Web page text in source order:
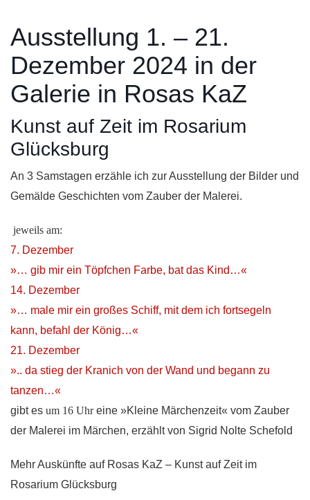
Ausstellung 1. – 21.
Dezember 2024 in der
Galerie in Rosas KaZ
Kunst auf Zeit im Rosarium
Glücksburg
An 3 Samstagen erzähle ich zur Ausstellung der Bilder und
Gemälde Geschichten vom Zauber der Malerei.
jeweils am:
7. Dezember
»… gib mir ein Töpfchen Farbe, bat das Kind…«
14. Dezember
»… male mir ein großes Schiff, mit dem ich fortsegeln
kann, befahl der König…«
21. Dezember
».. da stieg der Kranich von der Wand und begann zu
tanzen…«
gibt es um 16 Uhreine »Kleine Märchenzeit« vom Zauber
der Malerei im Märchen, erzählt von Sigrid Nolte Schefold
Mehr Auskünfte auf Rosas KaZ – Kunst auf Zeit im
Rosarium Glücksburg